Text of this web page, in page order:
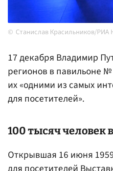
Станислав Красильников/РИА
17 декабря Владимир
регионов в павильоне
их «одними из самых
для посетителей».
100 тысяч человек
Открывшая 16 июня